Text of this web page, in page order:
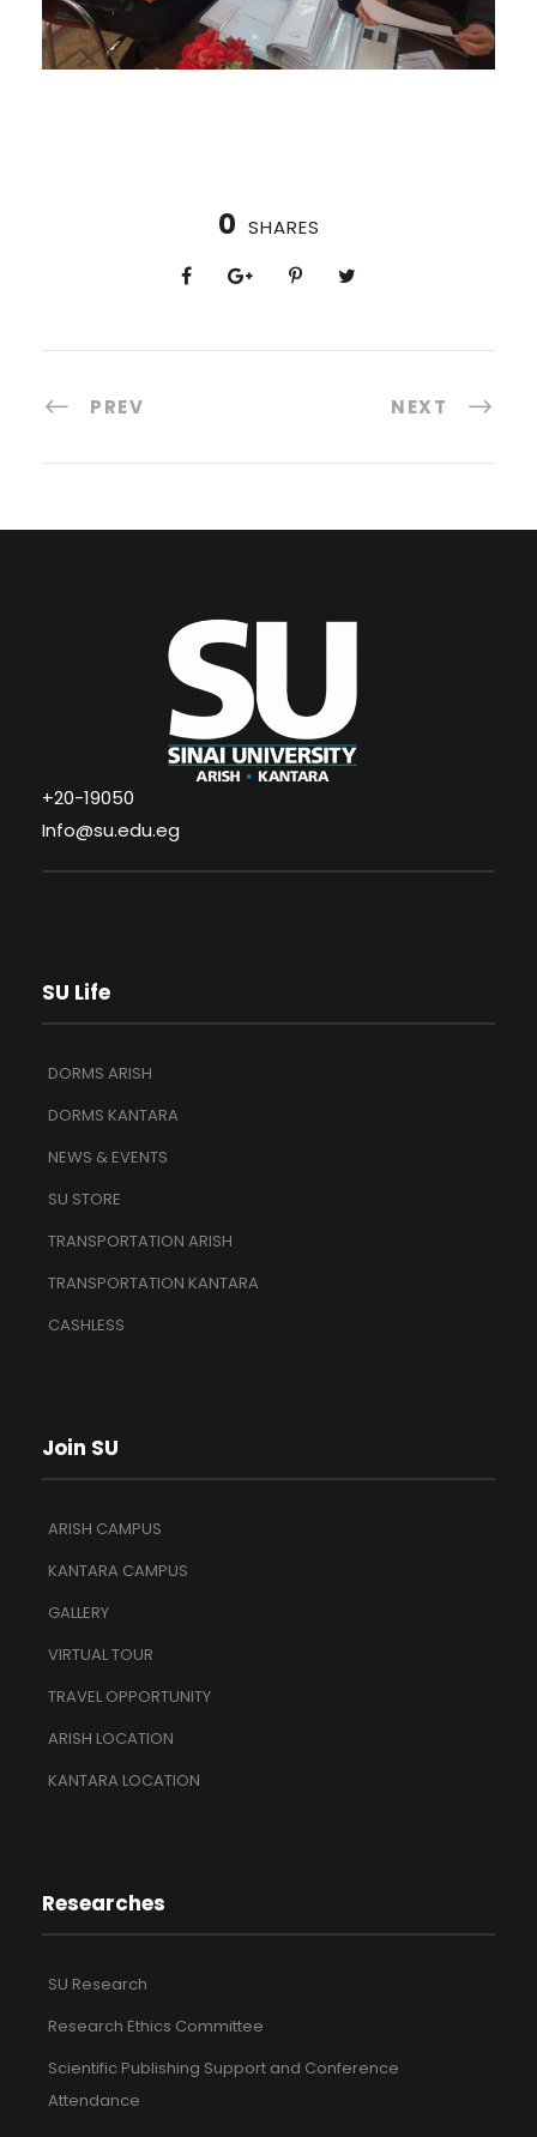
0 SHARES
PREV NEXT
+20-19050
Info@su.edu.eg
SU Life
DORMS ARISH
DORMS KANTARA
NEWS & EVENTS
SU STORE
TRANSPORTATION ARISH
TRANSPORTATION KANTARA
CASHLESS
Join SU
ARISH CAMPUS
KANTARA CAMPUS
GALLERY
VIRTUAL TOUR
TRAVEL OPPORTUNITY
ARISH LOCATION
KANTARA LOCATION
Researches
SU Research
Research Ethics Committee
Scientific Publishing Support and Conference
Attendance